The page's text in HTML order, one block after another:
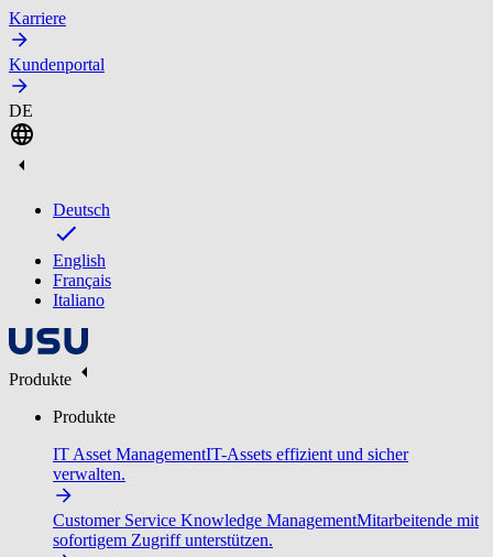
Karriere
Kundenportal
DE
Deutsch
English
Français
Italiano
Produkte
Produkte
IT Asset ManagementIT-Assets effizient und sicher
verwalten.
Customer Service Knowledge ManagementMitarbeitende mit
sofortigem Zugriff unterstützen.